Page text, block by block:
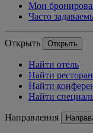
Мои
Часто
Открыть Открыть
Найти отель
Найти ресторан
Найти
Найти
Направления